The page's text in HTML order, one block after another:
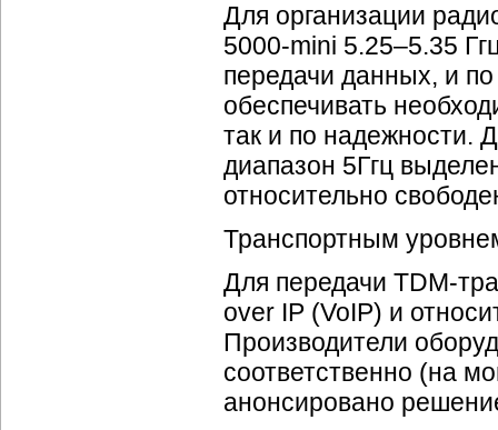
Для организации
5000-mini 5.25–5.35
передачи данных, и
обеспечивать
так и по надежности.
диапазон 5Ггц
относительно
Транспортным
Для передачи TDM-
over IP (VoIP) и
Производители
соответственно (на
анонсировано